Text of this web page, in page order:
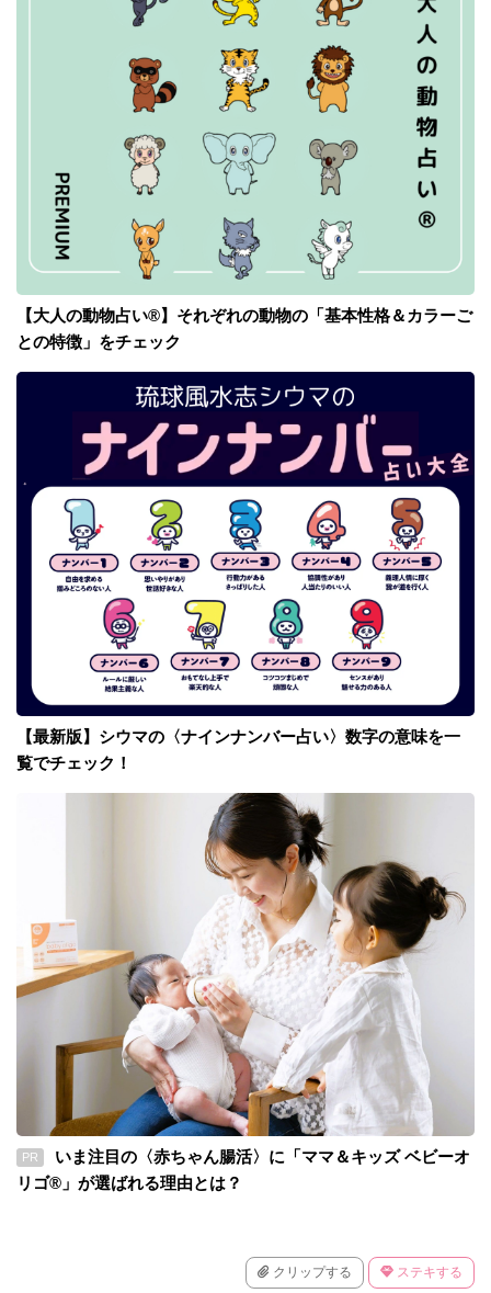
【大人の動物占い®】それぞれの動物の「基本性格＆カラーご
との特徴」をチェック
【最新版】シウマの〈ナインナンバー占い〉数字の意味を一
覧でチェック！
PR
いま注目の〈赤ちゃん腸活〉に「ママ＆キッズ ベビーオ
リゴ®」が選ばれる理由とは？
クリップする ステキする